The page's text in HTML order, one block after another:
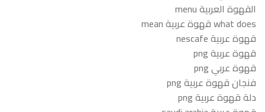
القهوة العربية menu
what does قهوة عربية mean
قهوة عربية nescafe
قهوة عربية png
قهوة عربي png
فنجان قهوة عربية png
دلة قهوة عربية png